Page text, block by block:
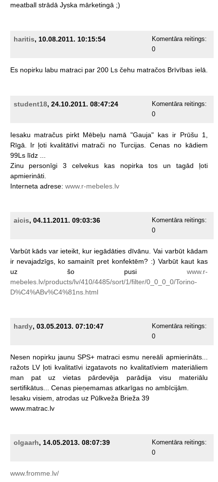
meatball strādā Jyska mārketingā ;)
haritis, 10.08.2011. 10:15:54
Komentāra reitings:
0
Es nopirku labu matraci par 200 Ls čehu matračos Brīvības ielā.
student18, 24.10.2011. 08:47:24
Komentāra reitings:
0
Iesaku matračus pirkt Mēbeļu namā "Gauja" kas ir Prūšu
1,
Rīgā.
Ir ļoti kvalitātīvi matrači no Turcijas. Cenas no kādiem
99Ls līdz
Zinu
personīgi 3 celvekus kas nopirka tos un tagād
ļoti
apmierināti.
Interneta adrese: www.r-mebeles.lv
aicis, 04.11.2011. 09:03:36
Komentāra reitings:
0
Varbūt kāds var ieteikt, kur iegādāties dīvānu. Vai varbūt kādam
ir nevajadzīgs, ko samainīt pret konfektēm? :) Varbūt kaut kas
uz
šo pusi
www.r-
mebeles.lv/products/lv/410/4485/sort/1/filter/0_0_0_0/Torino-
D%C4%ABv%C4%81ns.html
hardy, 03.05.2013. 07:10:47
Komentāra reitings:
0
Nesen nopirku jaunu SPS+ matraci esmu nereāli apmierināts...
ražots LV ļoti kvalitatīvi izgatavots no kvalitatīviem materiāliem
man
pat uz vietas pārdevēja parādija visu
materiālu
sertifikātus...
Cenas pieņemamas atkarīgas no ambīcijām.
Iesaku visiem, atrodas uz Pūlkveža Brieža 39
www.matrac.lv
olgaarh, 14.05.2013. 08:07:39
Komentāra reitings:
0
www.fromme.lv/